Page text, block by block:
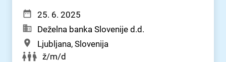
25. 6. 2025
Deželna banka Slovenije d.d.
Ljubljana, Slovenija
ž/m/d